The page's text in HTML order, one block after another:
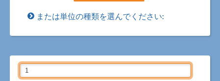
または単位の種類を選んでください: